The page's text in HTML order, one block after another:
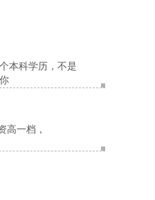
本科学历，不是
高一档，